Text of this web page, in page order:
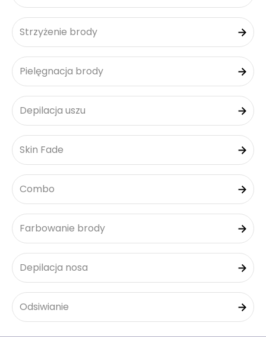
Strzyżenie brody
Pielęgnacja brody
Depilacja uszu
Skin Fade
Combo
Farbowanie brody
Depilacja nosa
Odsiwianie